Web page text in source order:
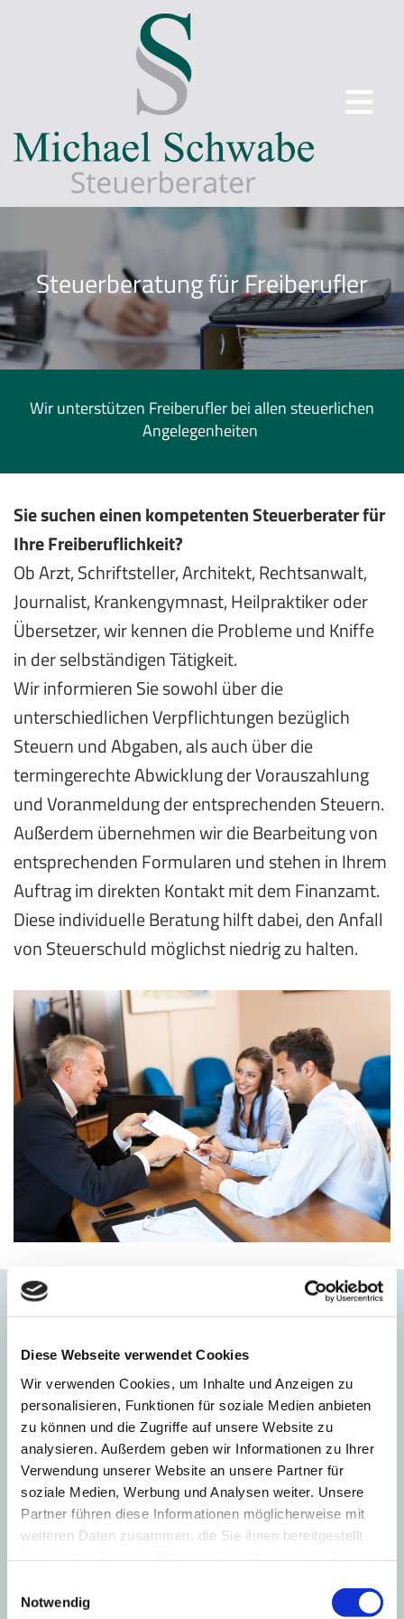
Diese Webseite verwendet Cookies
Wir verwenden Cookies, um Inhalte und Anzeigen zu
personalisieren, Funktionen für soziale Medien anbieten
zu können und die Zugriffe auf unsere Website zu
analysieren. Außerdem geben wir Informationen zu Ihrer
Verwendung unserer Website an unsere Partner für
soziale Medien, Werbung und Analysen weiter. Unsere
Partner führen diese Informationen möglicherweise mit
weiteren Daten zusammen, die Sie ihnen bereitgestellt
Notwendig
Steuerberatung für Freiberufler
Wir unterstützen Freiberufler bei allen steuerlichen
Angelegenheiten
Sie suchen einen kompetenten Steuerberater für
Ihre Freiberuflichkeit?
Ob Arzt, Schriftsteller, Architekt, Rechtsanwalt,
Journalist, Krankengymnast, Heilpraktiker oder
Übersetzer, wir kennen die Probleme und Kniffe
in der selbständigen Tätigkeit.
Wir informieren Sie sowohl über die
unterschiedlichen Verpflichtungen bezüglich
Steuern und Abgaben, als auch über die
termingerechte Abwicklung der Vorauszahlung
und Voranmeldung der entsprechenden Steuern.
Außerdem übernehmen wir die Bearbeitung von
entsprechenden Formularen und stehen in Ihrem
Auftrag im direkten Kontakt mit dem Finanzamt.
Diese individuelle Beratung hilft dabei, den Anfall
von Steuerschuld möglichst niedrig zu halten.